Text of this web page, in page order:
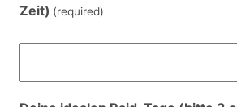
Zeit) (required)